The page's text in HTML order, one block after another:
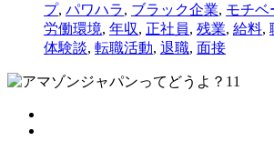
プ, パワハラ, ブラック企業, モチベ
労働環境, 年収, 正社員, 残業, 給料,
体験談, 転職活動, 退職, 面接